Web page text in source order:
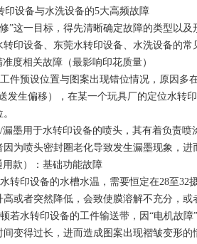
设备与水洗设备的5大高频故障
”这一目标，得先清晰确定故障的类型以
印设备、东莞水转印设备、水洗设备的常
度相关故障（最影响印花质量）
件预设位置与图案出现错位情况，原因多
发生偏移），在某一个玩具厂的定位水转
墨用于水转印设备的喷头，其有着负责
为喷头密封圈老化导致发生漏墨现象，进
款）：基础功能故障
转印设备的水槽水温，需要恒定在28至32
或者突然降低，会致使膜溶解不充分，或
若水转印设备的工件输送带，因“电机故
变得过长，进而造成图案出现褶皱变形的